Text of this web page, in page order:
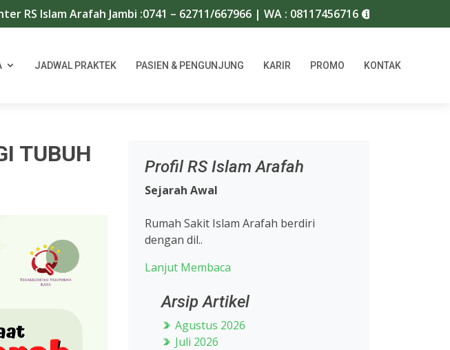
Islam Arafah Jambi :0741 – 62711/667966 | WA : 08117456716 Hubungi Call
JADWAL PRAKTEK PASIEN & PENGUNJUNG KARIR PROMO KONTAK
TUBUH Profil RS Islam Arafah
Sejarah Awal
Rumah Sakit Islam Arafah berdiri
dengan dil..
Lanjut Membaca
Arsip Artikel
Agustus 2026
Juli 2026